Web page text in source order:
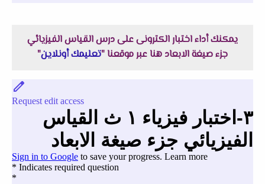
يمكنك أداء اختبار الكترونى على درس القياس الفيزيائي
جزء صيغة الابعاد هنا عبر موقعنا "تعليمك أونلاين"